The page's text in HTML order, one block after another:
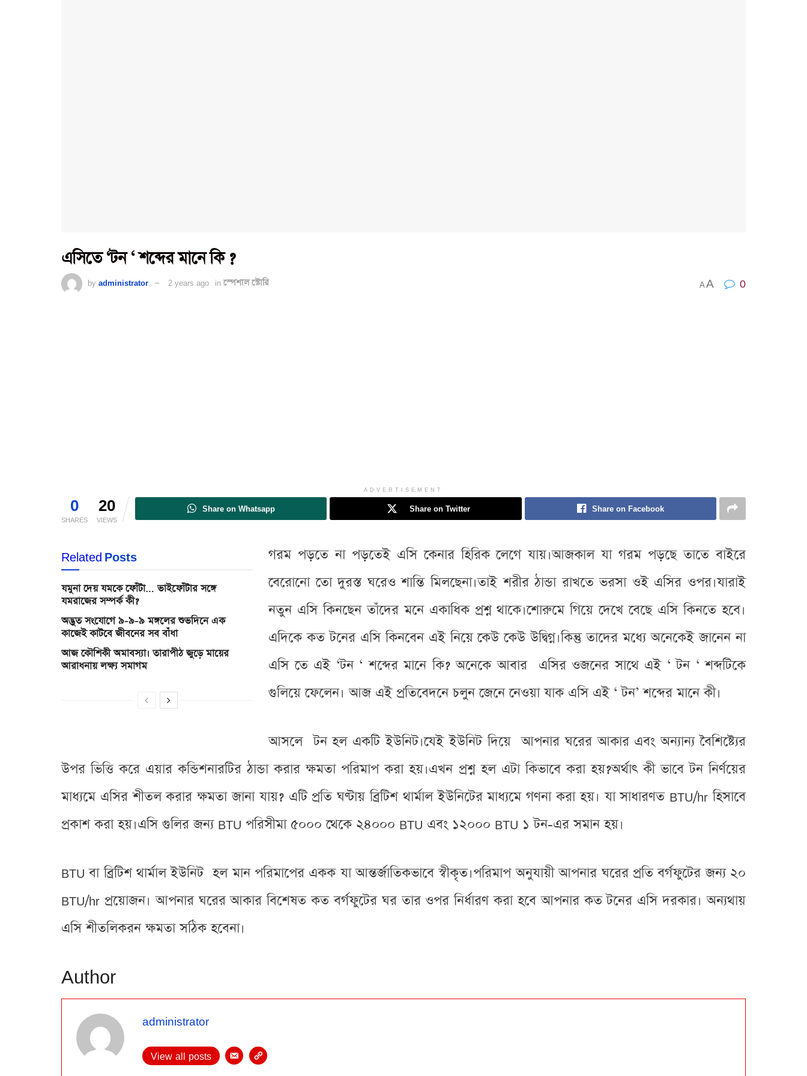
এসিতে ‘টন ‘ শব্দের মানে কি ?
by administrator 2 years ago in স্পেশাল স্টোরি AA 0
ADVERTISEMENT
0
SHARES
20
VIEWS
Share on Whatsapp Share on Twitter Share on Facebook
RelatedPosts
যমুনা দেয় যমকে ফোঁটা… ভাইফোঁটার সঙ্গে
যমরাজের সম্পর্ক কী?
অদ্ভুত সংযোগে ৯-৯-৯ মঙ্গলের শুভদিনে এক
কাজেই কাটবে জীবনের সব বাঁধা
আজ কৌশিকী অমাবস্যা। তারাপীঠ জুড়ে মায়ের
আরাধনায় লক্ষ্য সমাগম
গরম পড়তে না পড়তেই এসি কেনার হিরিক লেগে যায়।আজকাল যা গরম পড়ছে তাতে বাইরে
বেরোনো তো দুরস্ত ঘরেও শান্তি মিলছেনা।তাই শরীর ঠান্ডা রাখতে ভরসা ওই এসির ওপর।যারাই
নতুন এসি কিনছেন তাঁদের মনে একাধিক প্রশ্ন থাকে।শোরুমে গিয়ে দেখে বেছে এসি কিনতে হবে।
এদিকে কত টনের এসি কিনবেন এই নিয়ে কেউ কেউ উদ্বিগ্ন।কিন্তু তাদের মধ্যে অনেকেই জানেন না
এসি তে এই ‘টন ‘ শব্দের মানে কি? অনেকে আবার এসির ওজনের সাথে এই ‘ টন ‘ শব্দটিকে
গুলিয়ে ফেলেন। আজ এই প্রতিবেদনে চলুন জেনে নেওয়া যাক এসি এই ‘ টন’ শব্দের মানে কী।
আসলে টন হল একটি ইউনিট।যেই ইউনিট দিয়ে আপনার ঘরের আকার এবং অন্যান্য বৈশিষ্ট্যের
উপর ভিত্তি করে এয়ার কন্ডিশনারটির ঠান্ডা করার ক্ষমতা পরিমাপ করা হয়।এখন প্রশ্ন হল এটা কিভাবে করা হয়?অর্থাৎ কী ভাবে টন নির্ণয়ের
মাধ্যমে এসির শীতল করার ক্ষমতা জানা যায়? এটি প্রতি ঘণ্টায় ব্রিটিশ থার্মাল ইউনিটের মাধ্যমে গণনা করা হয়। যা সাধারণত BTU/hr হিসাবে
প্রকাশ করা হয়।এসি গুলির জন্য BTU পরিসীমা ৫০০০ থেকে ২৪০০০ BTU এবং ১২০০০ BTU ১ টন-এর সমান হয়।
BTU বা ব্রিটিশ থার্মাল ইউনিট হল মান পরিমাপের একক যা আন্তর্জাতিকভাবে স্বীকৃত।পরিমাপ অনুযায়ী আপনার ঘরের প্রতি বর্গফুটের জন্য ২০
BTU/hr প্রয়োজন। আপনার ঘরের আকার বিশেষত কত বর্গফুটের ঘর তার ওপর নির্ধারণ করা হবে আপনার কত টনের এসি দরকার। অন্যথায়
এসি শীতলিকরন ক্ষমতা সঠিক হবেনা।
Author
administrator
View all posts